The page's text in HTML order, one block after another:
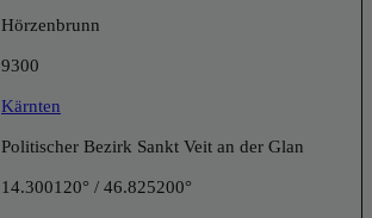
Hörzenbrunn
9300
Kärnten
Politischer Bezirk Sankt Veit an der Glan
14.300120° / 46.825200°